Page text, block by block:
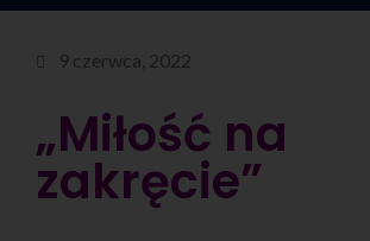
9 czerwca, 2022
„Miłość na
zakręcie”